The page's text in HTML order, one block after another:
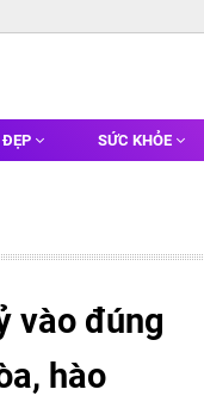
SỨC KHỎE
vào đúng
hào